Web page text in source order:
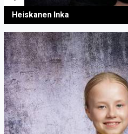
Heiskanen Inka